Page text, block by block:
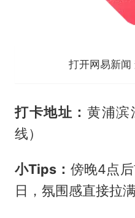
打开网易新闻
打卡地址：黄浦滨
线）
小Tips： 傍晚4点
日，氛围感直接拉满